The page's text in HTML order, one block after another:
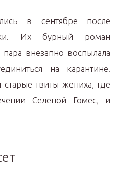
в сентябре после
Их бурный роман
пара внезапно воспылала
на карантине.
твиты жениха, где
Селеной Гомес, и